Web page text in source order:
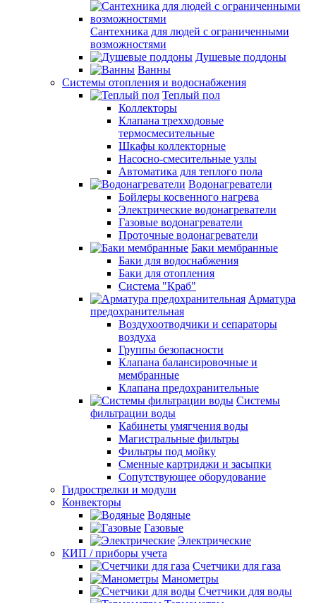
Сантехника для людей с ограниченными
возможностями
Душевые поддоны
Ванны
Системы отопления и водоснабжения
Теплый пол
Коллекторы
Клапана трехходовые
термосмесительные
Шкафы коллекторные
Насосно-смесительные узлы
Автоматика для теплого пола
Водонагреватели
Бойлеры косвенного нагрева
Электрические водонагреватели
Газовые водонагреватели
Проточные водонагреватели
Баки мембранные
Баки для водоснабжения
Баки для отопления
Система "Краб"
Арматура
предохранительная
Воздухоотводчики и сепараторы
воздуха
Группы безопасности
Клапана балансировочные и
мембранные
Клапана предохранительные
Системы
фильтрации воды
Кабинеты умягчения воды
Магистральные фильтры
Фильтры под мойку
Сменные картриджи и засыпки
Сопутствующее оборудование
Гидрострелки и модули
Конвекторы
Водяные
Газовые
Электрические
КИП / приборы учета
Счетчики для газа
Манометры
Счетчики для воды